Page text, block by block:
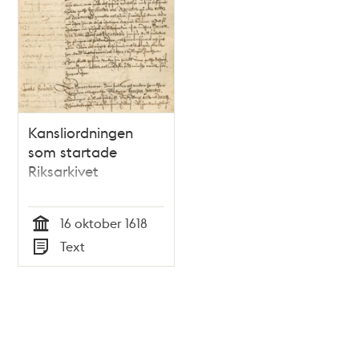
Kansliordningen
som startade
Riksarkivet
Tid
16 oktober 1618
Typ
Text